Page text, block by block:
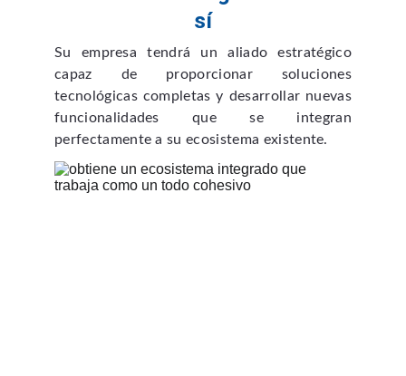
Su empresa tendrá un aliado estratégico
capaz de proporcionar soluciones
tecnológicas completas y desarrollar nuevas
funcionalidades que se integran
perfectamente a su ecosistema existente.
sí